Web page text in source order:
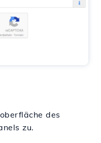
des
zu.